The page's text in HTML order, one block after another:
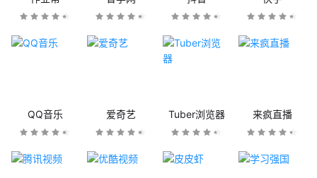
QQ音乐 爱奇艺 Tuber浏览器 来疯直播